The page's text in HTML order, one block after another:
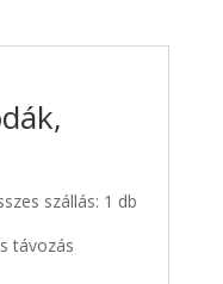
szállás: 1 db
távozás